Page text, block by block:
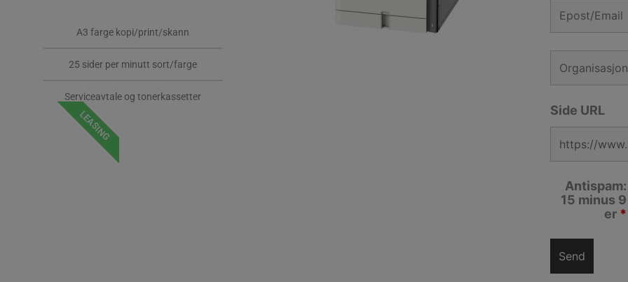
A3 farge kopi/print/skann
25 sider per minutt sort/farge
Serviceavtale og tonerkassetter
LEASING Side URL
Antispam:
15 minus 9
er *